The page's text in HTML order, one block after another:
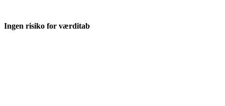
Ingen risiko for værditab